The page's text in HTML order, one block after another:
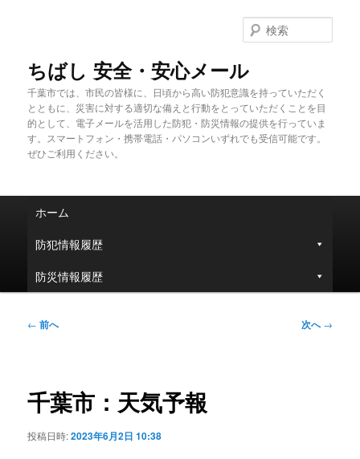
ちばし 安全・安心メール
千葉市では、市民の皆様に、日頃から高い防犯意識を持っていただく
とともに、災害に対する適切な備えと行動をとっていただくことを目
的として、電子メールを活用した防犯・防災情報の提供を行っていま
す。スマートフォン・携帯電話・パソコンいずれでも受信可能です。
ぜひご利用ください。
索
ュ
ホーム
防犯情報履歴
防災情報履歴
投
ゲ
ー
ョ
← 前へ 次へ→
千葉市：天気予報
投稿日時:2023年6月2日 10:38